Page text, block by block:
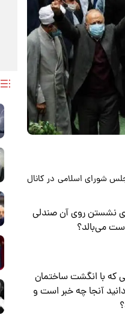
شورای اسلامی در کانال
نشستن روی آن صندلی
که با انگشت ساختمان
آنجا چه خبر است و